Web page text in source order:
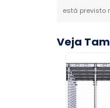
está previsto
Veja